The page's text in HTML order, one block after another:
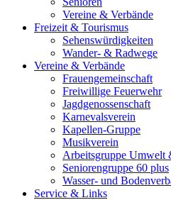
Vereine & Verbände
Freizeit & Tourismus
Sehenswürdigkeiten
Wander- & Radwege
Vereine & Verbände
Frauengemeinschaft
Freiwillige Feuerwehr
Jagdgenossenschaft
Karnevalsverein
Kapellen-Gruppe
Musikverein
Arbeitsgruppe Umwelt
Seniorengruppe 60 plus
Wasser- und
Service & Links